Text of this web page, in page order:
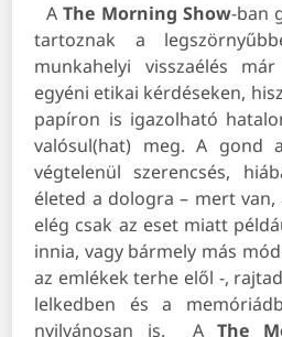
AThe Morning Show-ban
tartoznak a
munkahelyi visszaélés
egyéni etikai kérdéseken,
papíron is igazolható
valósul(hat) meg. A gond
végtelenül szerencsés,
életed a dologra – mert van,
elég csak az eset miatt
innia, vagy bármely más
az emlékek terhe elől -,
lelkedben és a
nyilvánosan is.
AThe